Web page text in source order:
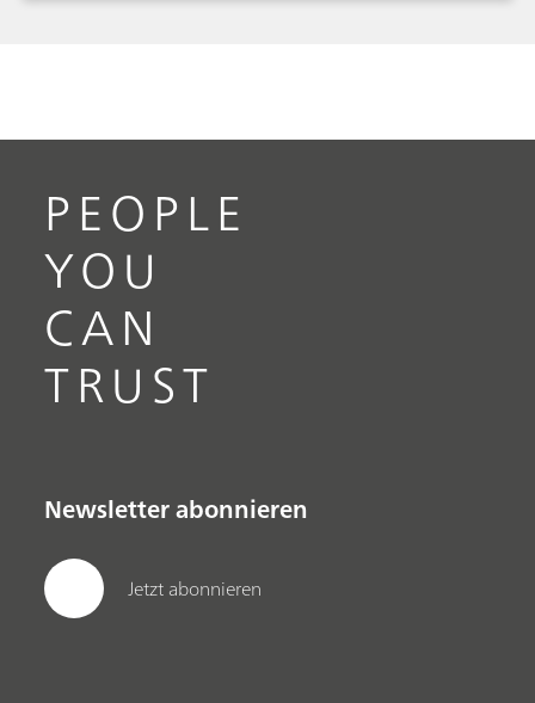
zuverlässig analysiert /T 1717-1986.
PEOPLE
YOU
CAN
TRUST
Newsletter abonnieren
Jetzt abonnieren